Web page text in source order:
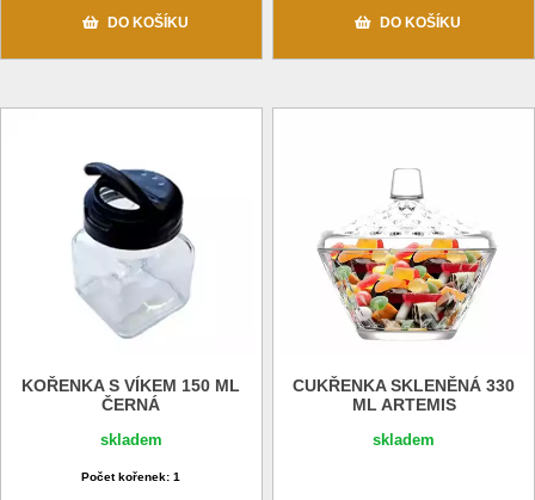
DO KOŠÍKU DO KOŠÍKU
KOŘENKA S VÍKEM 150 ML
ČERNÁ
skladem
Počet kořenek: 1
CUKŘENKA SKLENĚNÁ 330
ML ARTEMIS
skladem